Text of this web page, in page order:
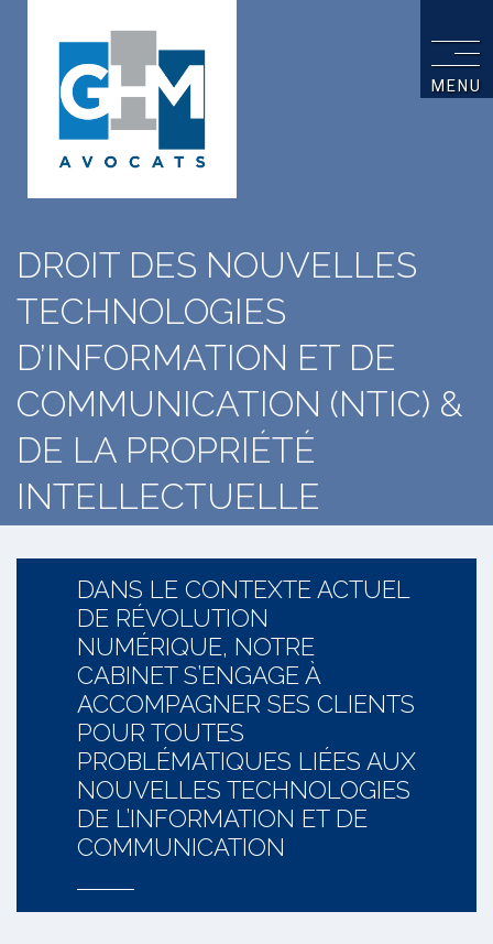
MENU
DROIT DES NOUVELLES
TECHNOLOGIES
D’INFORMATION ET DE
COMMUNICATION (NTIC) &
DE LA PROPRIÉTÉ
INTELLECTUELLE
DANS LE CONTEXTE ACTUEL
DE RÉVOLUTION
NUMÉRIQUE, NOTRE
CABINET S’ENGAGE À
ACCOMPAGNER SES CLIENTS
POUR TOUTES
PROBLÉMATIQUES LIÉES AUX
NOUVELLES TECHNOLOGIES
DE L’INFORMATION ET DE
COMMUNICATION